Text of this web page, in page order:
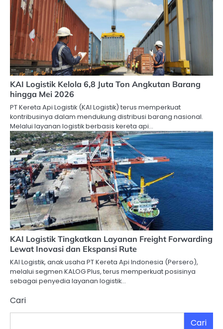
KAI Logistik Kelola 6,8 Juta Ton Angkutan Barang
hingga Mei 2026
PT Kereta Api Logistik (KAI Logistik) terus memperkuat
kontribusinya dalam mendukung distribusi barang nasional.
Melalui layanan logistik berbasis kereta api…
KAI Logistik Tingkatkan Layanan Freight Forwarding
Lewat Inovasi dan Ekspansi Rute
KAI Logistik, anak usaha PT Kereta Api Indonesia (Persero),
melalui segmen KALOG Plus, terus memperkuat posisinya
sebagai penyedia layanan logistik…
Cari
Cari